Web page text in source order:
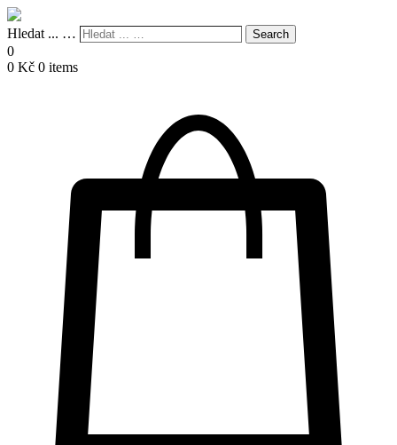
Hledat ... … Search
0
0 Kč 0 items